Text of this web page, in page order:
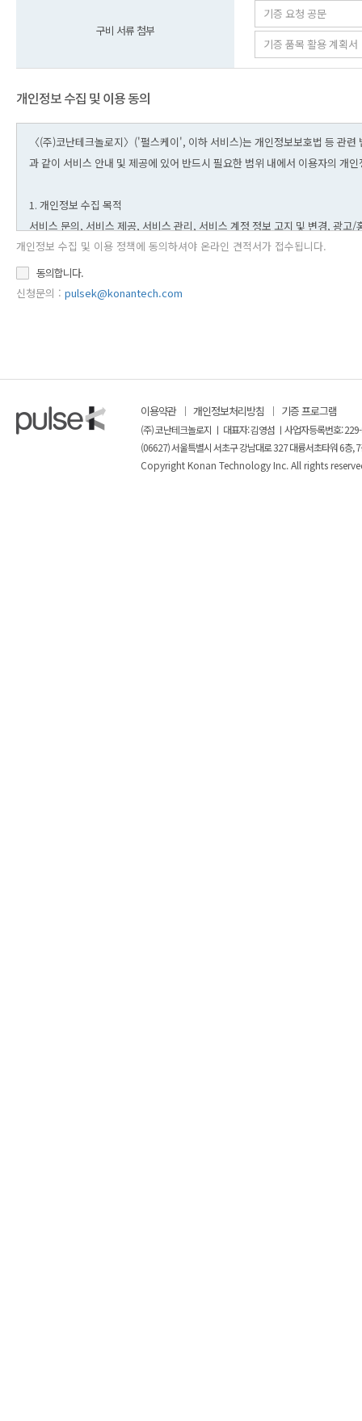
구비 서류 첨부
개인정보 수집 및 이용 동의
개인정보 수집 및 이용 정책에 동의하셔야 온라인 견적서가 접수됩니다.
동의합니다.
신청문의 : pulsek@konantech.com
이용약관 개인정보처리방침 기증 프로그램
(주) 코난테크놀로지 ㅣ 대표자: 김영섬 ㅣ사업자등록번호:
(06627) 서울특별시 서초구 강남대로 327 대륭서초타워 6층,
Copyright Konan Technology Inc. All rights